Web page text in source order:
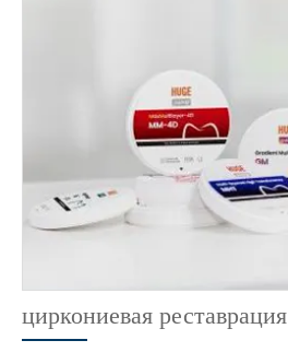
циркониевая реставрация